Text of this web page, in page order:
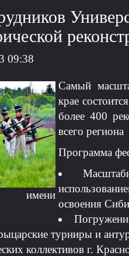
09:38
Самый
крае
более 400
всего региона
Программа
освоения
турниры и
коллективов г.